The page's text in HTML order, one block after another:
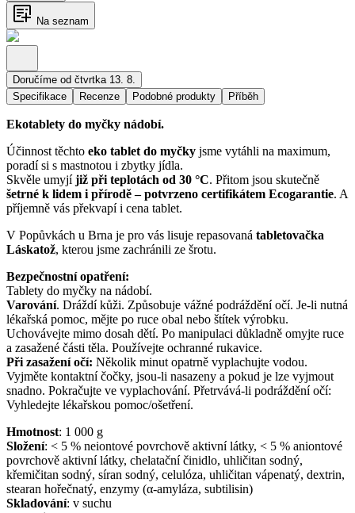
Na seznam
Doručíme od čtvrtka 13. 8.
Specifikace
Recenze Podobné produkty Příběh
Ekotablety do myčky nádobí.
Účinnost těchto eko tablet do myčky jsme vytáhli na maximum,
poradí si s mastnotou i zbytky jídla.
Skvěle umyjíjiž při teplotách od 30 °C. Přitom jsou skutečně
šetrné k lidem i přírodě – potvrzeno certifikátem Ecogarantie. A
příjemně vás překvapí i cena tablet.
V Popůvkách u Brna je pro vás lisuje repasovaná tabletovačka
Láskatož, kterou jsme zachránili ze šrotu.
Bezpečnostní opatření:
Tablety do myčky na nádobí.
Varování. Dráždí kůži. Způsobuje vážné podráždění očí. Je-li nutná
lékařská pomoc, mějte po ruce obal nebo štítek výrobku.
Uchovávejte mimo dosah dětí. Po manipulaci důkladně omyjte ruce
a zasažené části těla. Používejte ochranné rukavice.
Při zasažení očí: Několik minut opatrně vyplachujte vodou.
Vyjměte kontaktní čočky, jsou-li nasazeny a pokud je lze vyjmout
snadno. Pokračujte ve vyplachování. Přetrvává-li podráždění očí:
Vyhledejte lékařskou pomoc/ošetření.
Hmotnost: 1 000 g
Složení: < 5 % neiontové povrchově aktivní látky, < 5 % aniontové
povrchově aktivní látky, chelatační činidlo, uhličitan sodný,
křemičitan sodný, síran sodný, celulóza, uhličitan vápenatý, dextrin,
stearan hořečnatý, enzymy (α-amyláza, subtilisin)
Skladování: v suchu